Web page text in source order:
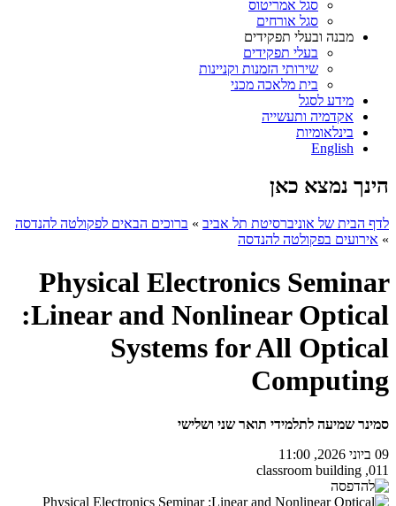
סגל אמריטוס
סגל אורחים
מבנה ובעלי תפקידים
בעלי תפקידים
שירותי הזמנות וקניינות
בית מלאכה מכני
מידע לסגל
אקדמיה ותעשייה
בינלאומיות
English
הינך נמצא כאן
לדף הבית של אוניברסיטת תל אביב » ברוכים הבאים לפקולטה להנדסה
» אירועים בפקולטה להנדסה
Physical Electronics Seminar
:Linear and Nonlinear Optical
Systems for All Optical
Computing
סמינר שמיעה לתלמידי תואר שני ושלישי
09 ביוני 2026, 11:00
011, classroom building